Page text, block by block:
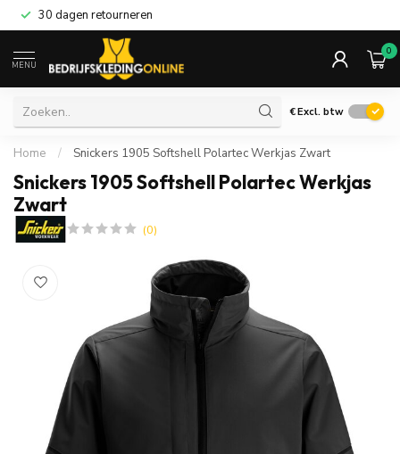
30 dagen retourneren
MENU
0
€Excl. btw
Home / Snickers 1905 Softshell Polartec Werkjas Zwart
Snickers 1905 Softshell Polartec Werkjas
Zwart
(0)